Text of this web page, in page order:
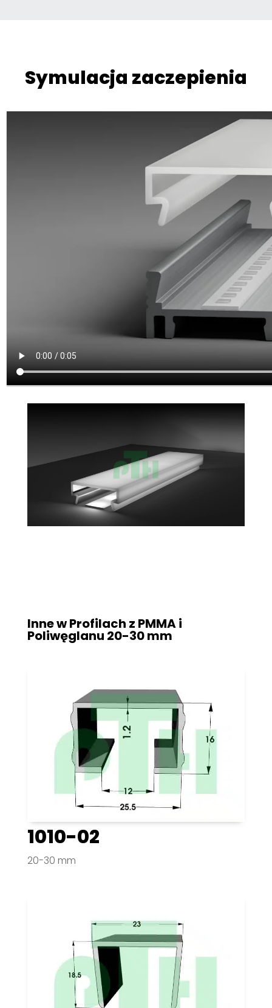
Symulacja zaczepienia
Inne w Profilach z PMMA i
Poliwęglanu 20-30 mm
1010-02
20-30 mm